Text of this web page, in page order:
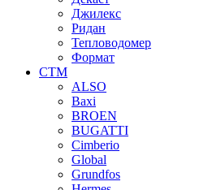
Джилекс
Ридан
Тепловодомер
Формат
СТМ
ALSO
Baxi
BROEN
BUGATTI
Cimberio
Global
Grundfos